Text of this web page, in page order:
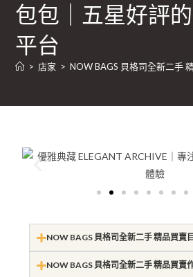
包包｜五星好評
平台
> 店家 > NOW BAGS 貝格司全新二手
NOW BAGS 貝格司全新二手 精品買賣
NOW BAGS 貝格司全新二手 精品買賣